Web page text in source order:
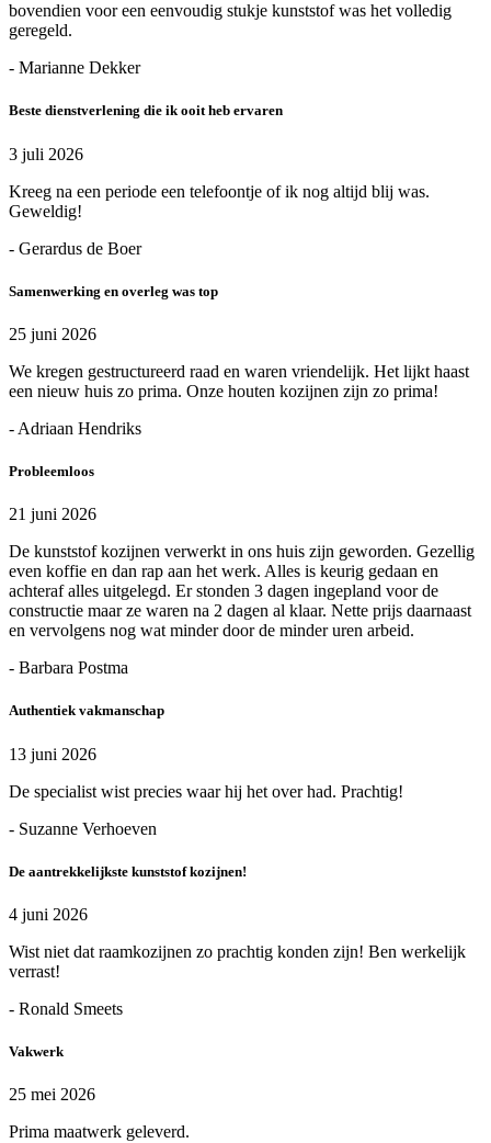
bovendien voor een eenvoudig stukje kunststof was het volledig
geregeld.
- Marianne Dekker
Beste dienstverlening die ik ooit heb ervaren
3 juli 2026
Kreeg na een periode een telefoontje of ik nog altijd blij was.
Geweldig!
- Gerardus de Boer
Samenwerking en overleg was top
25 juni 2026
We kregen gestructureerd raad en waren vriendelijk. Het lijkt haast
een nieuw huis zo prima. Onze houten kozijnen zijn zo prima!
- Adriaan Hendriks
Probleemloos
21 juni 2026
De kunststof kozijnen verwerkt in ons huis zijn geworden. Gezellig
even koffie en dan rap aan het werk. Alles is keurig gedaan en
achteraf alles uitgelegd. Er stonden 3 dagen ingepland voor de
constructie maar ze waren na 2 dagen al klaar. Nette prijs daarnaast
en vervolgens nog wat minder door de minder uren arbeid.
- Barbara Postma
Authentiek vakmanschap
13 juni 2026
De specialist wist precies waar hij het over had. Prachtig!
- Suzanne Verhoeven
De aantrekkelijkste kunststof kozijnen!
4 juni 2026
Wist niet dat raamkozijnen zo prachtig konden zijn! Ben werkelijk
verrast!
- Ronald Smeets
Vakwerk
25 mei 2026
Prima maatwerk geleverd.